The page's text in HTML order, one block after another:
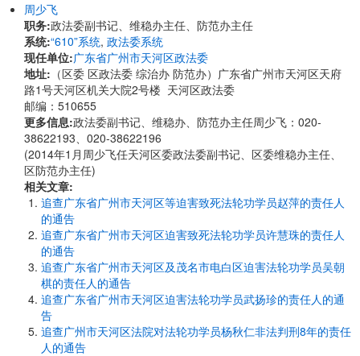
周少飞
职务:政法委副书记、维稳办主任、防范办主任
系统:“610”系统, 政法委系统
现任单位:广东省广州市天河区政法委
地址: ​​（区委 区政法委 综治办 防范办）广东省广州市天河区天府
路1号天河区机关大院2号楼 天河区政法委
邮编：510655
更多信息:政法委副书记、维稳办、防范办主任周少飞：020-
38622193、020-38622196
(2014年1月周少飞任天河区委政法委副书记、区委维稳办主任、
区防范办主任)
相关文章:
追查广东省广州市天河区等迫害致死法轮功学员赵萍的责任人
的通告
追查广东省广州市天河区迫害致死法轮功学员许慧珠的责任人
的通告
追查广东省广州市天河区及茂名市电白区迫害法轮功学员吴朝
棋的责任人的通告
追查广东省广州市天河区迫害法轮功学员武扬珍的责任人的通
告
追查广州市天河区法院对法轮功学员杨秋仁非法判刑8年的责任
人的通告